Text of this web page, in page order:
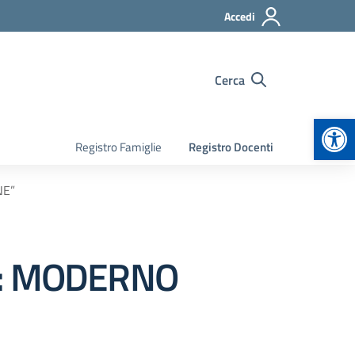
Accedi
Cerca
Registro Famiglie Registro Docenti
MODERNO